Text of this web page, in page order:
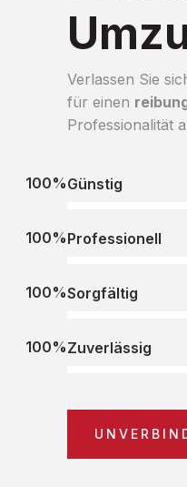
Verlassen Sie
für einen
Professionalität
Günstig
100%
Professionell
100%
Sorgfältig
100%
Zuverlässig
100%